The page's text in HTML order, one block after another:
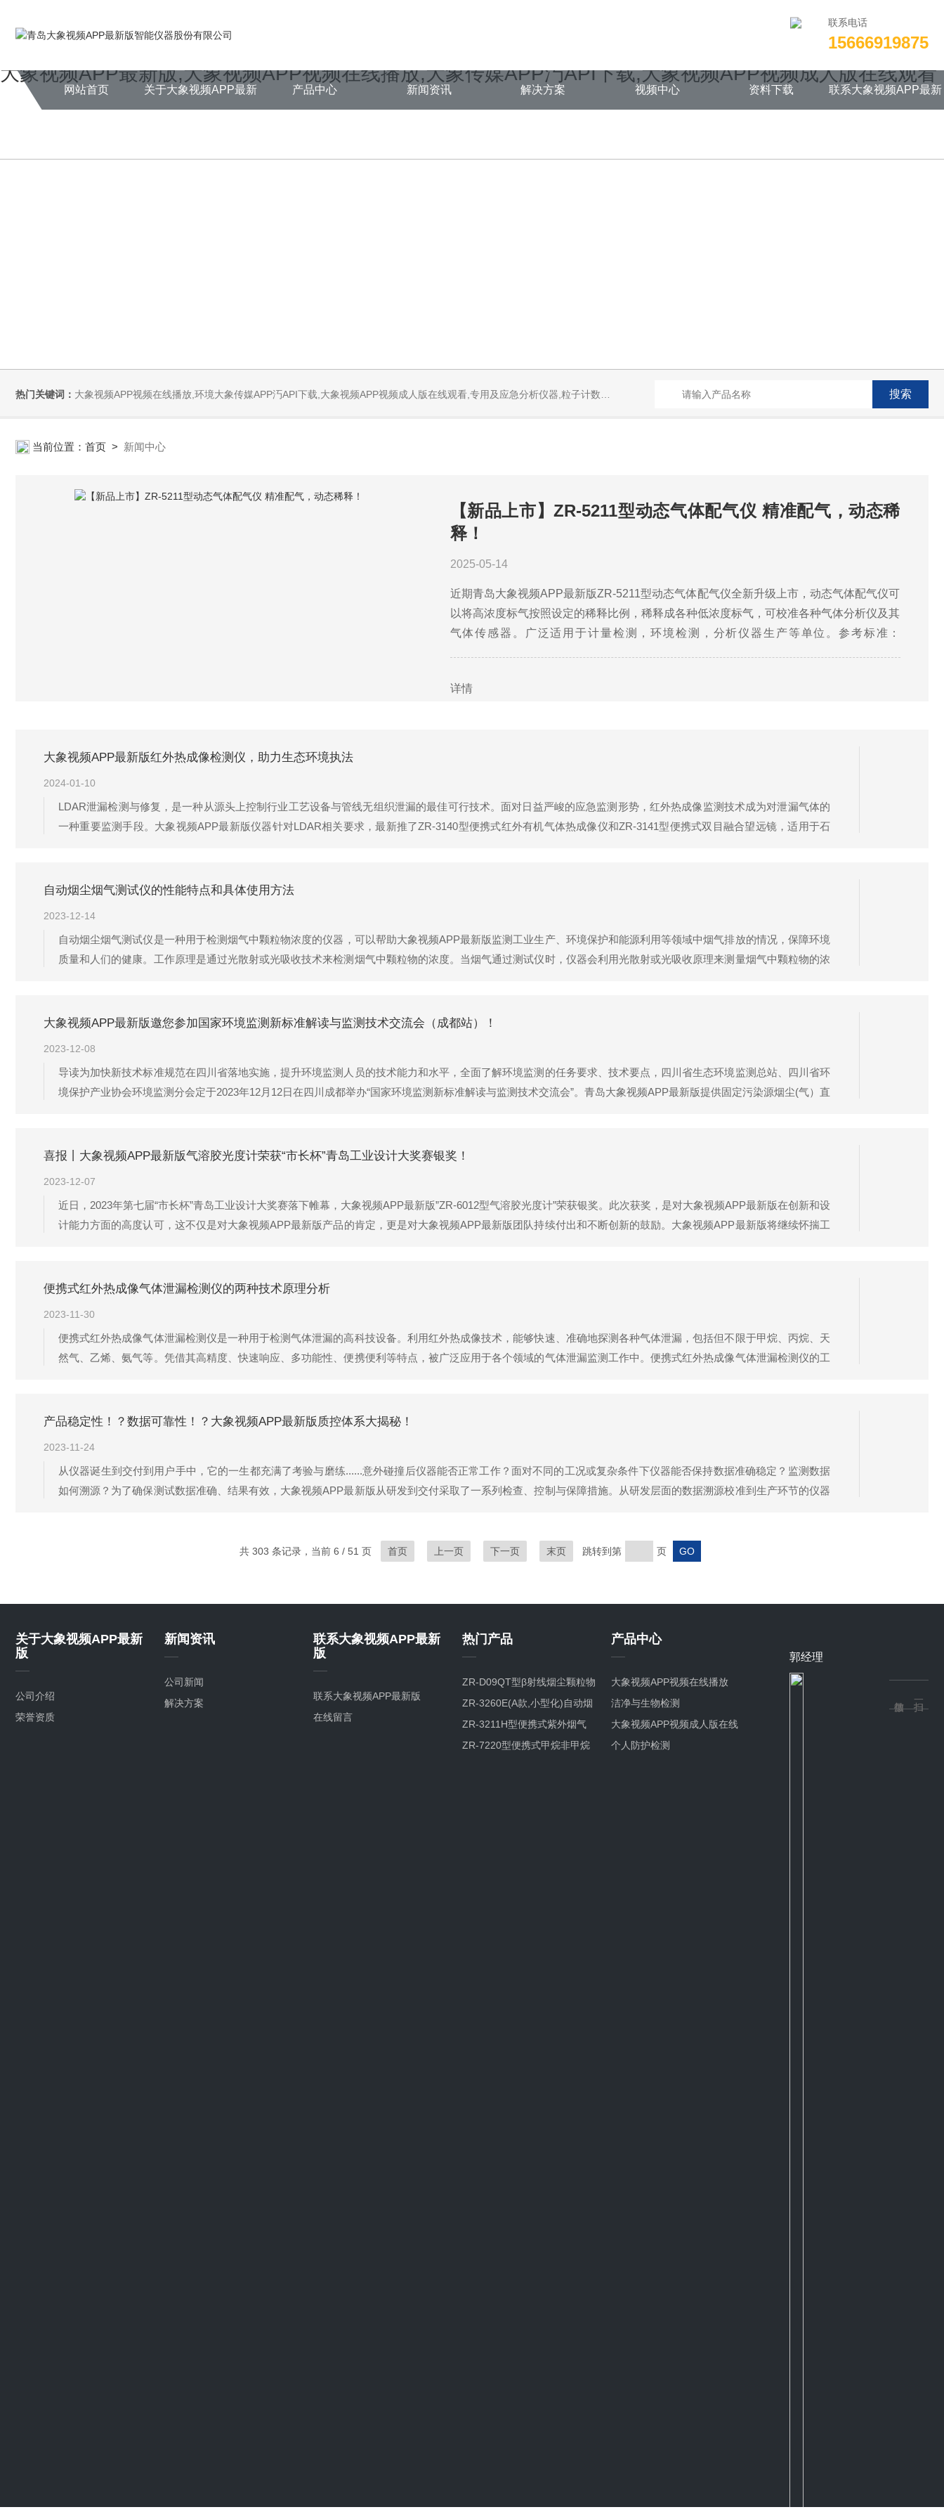
/www/wwwroot/zhenghe19232528.com/func.phpon line 115
大象视频APP最新版,大象视频APP视频在线播放,大象传媒APP汅API下载,大象视频APP视频成人版在线观看
联系电话
15666919875
网站首页 关于大象视频APP最新 产品中心 新闻资讯 解决方案 视频中心 资料下载 联系大象视频APP最新
热门关键词： 大象视频APP视频在线播放,环境大象传媒APP汅API下载,大象视频APP视频成人版在线观看,专用及应急分析仪器,粒子计数器,菌落计数仪,空气微生物采样器,
当前位置： 首页 > 新闻中心
【新品上市】ZR-5211型动态气体配气仪 精准配气，动态稀
释！
2025-05-14
近期青岛大象视频APP最新版ZR-5211型动态气体配气仪全新升级上市，动态气体配气仪可
以将高浓度标气按照设定的稀释比例，稀释成各种低浓度标气，可校准各种气体分析仪及其
气体传感器。广泛适用于计量检测，环境检测，分析仪器生产等单位。参考标准：
详情
大象视频APP最新版红外热成像检测仪，助力生态环境执法
2024-01-10
LDAR泄漏检测与修复，是一种从源头上控制行业工艺设备与管线无组织泄漏的最佳可行技术。面对日益严峻的应急监测形势，红外热成像监测技术成为对泄漏气体的
一种重要监测手段。大象视频APP最新版仪器针对LDAR相关要求，最新推了ZR-3140型便携式红外有机气体热成像仪和ZR-3141型便携式双目融合望远镜，适用于石
自动烟尘烟气测试仪的性能特点和具体使用方法
2023-12-14
自动烟尘烟气测试仪是一种用于检测烟气中颗粒物浓度的仪器，可以帮助大象视频APP最新版监测工业生产、环境保护和能源利用等领域中烟气排放的情况，保障环境
质量和人们的健康。工作原理是通过光散射或光吸收技术来检测烟气中颗粒物的浓度。当烟气通过测试仪时，仪器会利用光散射或光吸收原理来测量烟气中颗粒物的浓
大象视频APP最新版邀您参加国家环境监测新标准解读与监测技术交流会（成都站）！
2023-12-08
导读为加快新技术标准规范在四川省落地实施，提升环境监测人员的技术能力和水平，全面了解环境监测的任务要求、技术要点，四川省生态环境监测总站、四川省环
境保护产业协会环境监测分会定于2023年12月12日在四川成都举办“国家环境监测新标准解读与监测技术交流会”。青岛大象视频APP最新版提供固定污染源烟尘(气）直
喜报丨大象视频APP最新版气溶胶光度计荣获“市长杯”青岛工业设计大奖赛银奖！
2023-12-07
近日，2023年第七届“市长杯”青岛工业设计大奖赛落下帷幕，大象视频APP最新版”ZR-6012型气溶胶光度计”荣获银奖。此次获奖，是对大象视频APP最新版在创新和设
计能力方面的高度认可，这不仅是对大象视频APP最新版产品的肯定，更是对大象视频APP最新版团队持续付出和不断创新的鼓励。大象视频APP最新版将继续怀揣工
便携式红外热成像气体泄漏检测仪的两种技术原理分析
2023-11-30
便携式红外热成像气体泄漏检测仪是一种用于检测气体泄漏的高科技设备。利用红外热成像技术，能够快速、准确地探测各种气体泄漏，包括但不限于甲烷、丙烷、天
然气、乙烯、氨气等。凭借其高精度、快速响应、多功能性、便携便利等特点，被广泛应用于各个领域的气体泄漏监测工作中。便携式红外热成像气体泄漏检测仪的工
产品稳定性！？数据可靠性！？大象视频APP最新版质控体系大揭秘！
2023-11-24
从仪器诞生到交付到用户手中，它的一生都充满了考验与磨练......意外碰撞后仪器能否正常工作？面对不同的工况或复杂条件下仪器能否保持数据准确稳定？监测数据
如何溯源？为了确保测试数据准确、结果有效，大象视频APP最新版从研发到交付采取了一系列检查、控制与保障措施。从研发层面的数据溯源校准到生产环节的仪器
共 303 条记录，当前 6 / 51 页 首页 上一页 下一页 末页 跳转到第 页
关于大象视频APP最新
版
公司介绍
荣誉资质
新闻资讯
公司新闻
解决方案
联系大象视频APP最新
版
联系大象视频APP最新版
在线留言
热门产品
ZR-D09QT型β射线烟尘颗粒物
检测仪
ZR-3260E(A款,小型化)自动烟
尘烟气测试仪
ZR-3211H型便携式紫外烟气
综合分析仪
ZR-7220型便携式甲烷非甲烷
产品中心
大象视频APP视频在线播放
洁净与生物检测
大象视频APP视频成人版在线
观看
个人防护检测
郭经理